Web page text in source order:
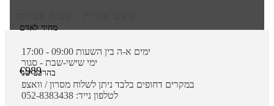
מחיר לאדם
בהרכב שני
€989
ימים א-ה בין השעות 09:00 - 17:00
ימי שישי-שבת - סגור
במקרים דחופים בלבד ניתן לשלוח מסרון / וואצפ
לטלפון נייד: 052-8383438